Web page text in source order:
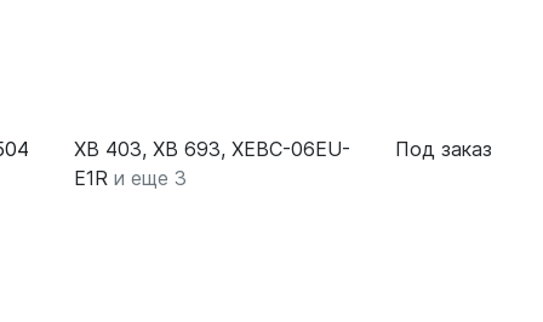
XB 403, XB 693, XEBC-06EU-
E1R и еще 3
Под заказ